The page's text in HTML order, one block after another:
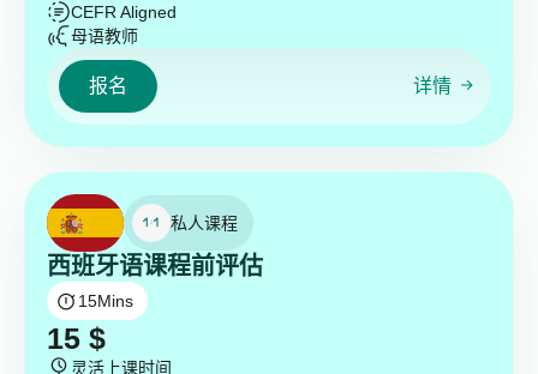
CEFR Aligned
母语教师
报名 详情
私人课程
西班牙语课程前评估
15Mins
15 $
灵活上课时间